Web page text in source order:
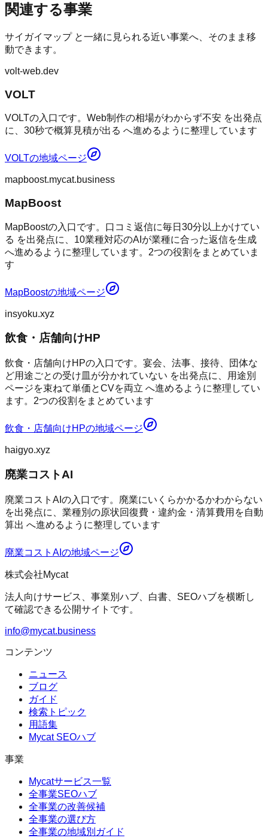
関連する事業
サイガイマップと一緒に見られる近い事業へ、そのまま移
動できます。
volt-web.dev
VOLT
VOLTの入口です。Web制作の相場がわからず不安 を出発点
に、30秒で概算見積が出る へ進めるように整理しています
VOLTの地域ページ
mapboost.mycat.business
MapBoost
MapBoostの入口です。口コミ返信に毎日30分以上かけてい
る を出発点に、10業種対応のAIが業種に合った返信を生成
へ進めるように整理しています。2つの役割をまとめていま
す
MapBoostの地域ページ
insyoku.xyz
飲食・店舗向けHP
飲食・店舗向けHPの入口です。宴会、法事、接待、団体な
ど用途ごとの受け皿が分かれていない を出発点に、用途別
ページを束ねて単価とCVを両立 へ進めるように整理してい
ます。2つの役割をまとめています
飲食・店舗向けHPの地域ページ
haigyo.xyz
廃業コストAI
廃業コストAIの入口です。廃業にいくらかかるかわからない
を出発点に、業種別の原状回復費・違約金・清算費用を自動
算出 へ進めるように整理しています
廃業コストAI の地域ページ
株式会社Mycat
法人向けサービス、事業別ハブ、白書、SEOハブを横断し
て確認できる公開サイトです。
info@mycat.business
コンテンツ
ニュース
ブログ
ガイド
検索トピック
用語集
Mycat SEOハブ
事業
Mycatサービス一覧
全事業SEOハブ
全事業の改善候補
全事業の選び方
全事業の地域別ガイド